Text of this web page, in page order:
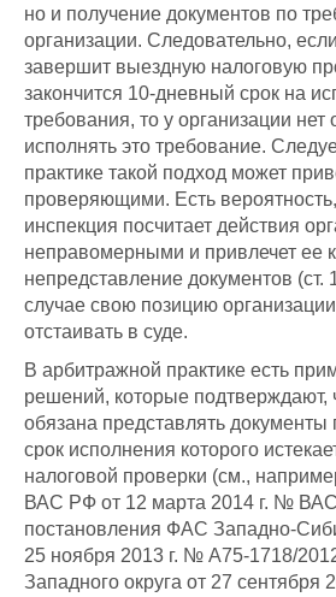
но и получение документов по
организации. Следовательно,
завершит выездную налоговую
закончится 10-дневный срок на
требования, то у организации нет
исполнять это требование.
практике такой подход может
проверяющими. Есть
инспекция посчитает действия
неправомерными и привлечет ее к
непредставление документов
случае свою позицию
отстаивать в суде.
В арбитражной практике есть
решений, которые подтверждают,
обязана представлять
срок исполнения которого
налоговой проверки (см.,
ВАС РФ от 12 марта 2014 г. №
постановления ФАС Западно-
25 ноября 2013 г. № А75-1718/
Западного округа от 27 сентября